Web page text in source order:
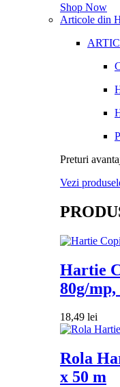
Shop Now
Articole din
Preturi
Vezi
Hartie
80g/
18,49 lei
Rola
x 50 m